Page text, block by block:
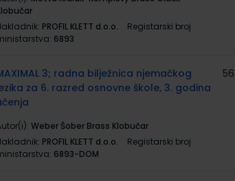
PROFIL KLETT d.o.o.
Registarski broj
6893
3; radna bilježnica njemačkog
za 6. razred osnovne škole, 3. godina
Weber Šober Brass Klobučar
PROFIL KLETT d.o.o.
Registarski broj
6893-DOM